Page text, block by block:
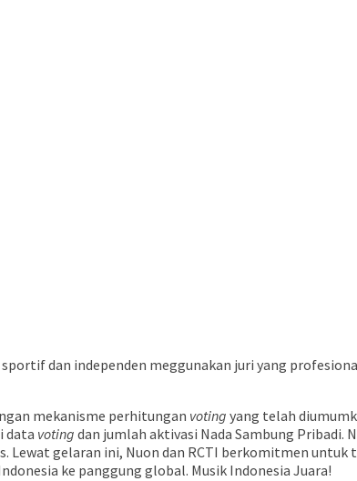
dan independen meggunakan juri yang
mekanisme perhitungan voting yang telah
data voting dan jumlah aktivasi Nada Sambung Pribadi.
Lewat gelaran ini, Nuon dan RCTI berkomitmen
ke panggung global. Musik Indonesia Juara!